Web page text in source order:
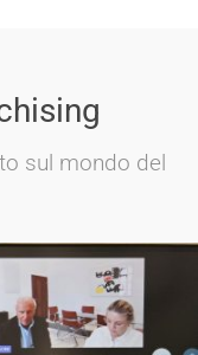
sul mondo del